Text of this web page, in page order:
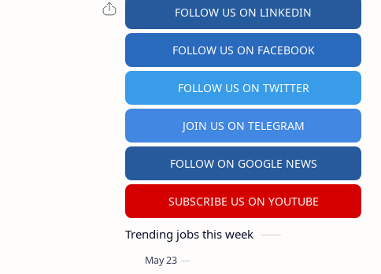
FOLLOW US ON LINKEDIN
FOLLOW US ON FACEBOOK
FOLLOW US ON TWITTER
JOIN US ON TELEGRAM
FOLLOW ON GOOGLE NEWS
SUBSCRIBE US ON YOUTUBE
Trending jobs this week